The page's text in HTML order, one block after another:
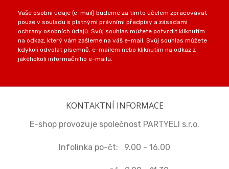
Vaše osobní údaje (e-mail) budeme za tímto účelem zpracovávat
pouze v souladu s platnými právními předpisy a zásadami
ochrany osobních údajů. Svůj souhlas můžete potvrdit kliknutím
na odkaz, který vám zašleme na váš e-mail. Svůj souhlas můžete
kdykoli odvolat písemně, e-mailem nebo kliknutím na odkaz z
jakéhokoli informačního e-mailu.
KONTAKTNÍ INFORMACE
E-shop provozuje společnost PARTYELI s.r.o.
Infolinka po-čt: 9.00 - 16.00